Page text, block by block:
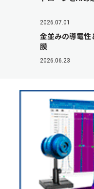
2026.07.01
金並みの導電性
膜
2026.06.23